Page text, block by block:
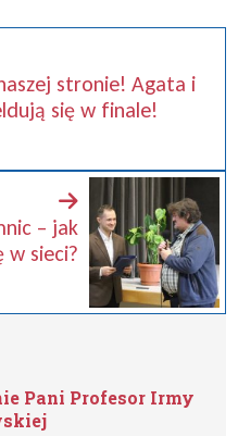
stronie! Agata i
się w finale!
– jak
w sieci?
Pani Profesor Irmy